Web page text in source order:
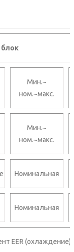
Мин.~
ном.~макс.
Мин.~
ном.~макс.
Номинальная
Номинальная
EER (охлаждение)